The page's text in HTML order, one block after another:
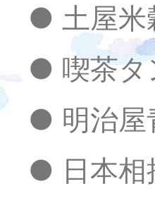
● 土屋米
● 喫茶タ
● 明治屋
● 日本相